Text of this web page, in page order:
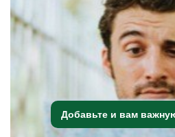
Добавьте и вам